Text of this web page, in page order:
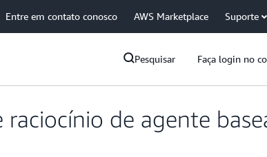
Entre em contato conosco AWS Marketplace Suporte
Pesquisar Faça login no
de agente